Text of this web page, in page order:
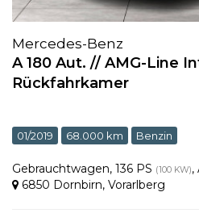
Mercedes-Benz
A 180 Aut. // AMG-Line
Rückfahrkamer
01/2019 68.000 km Benzin
Gebrauchtwagen, 136 PS (100 KW),
6850 Dornbirn, Vorarlberg